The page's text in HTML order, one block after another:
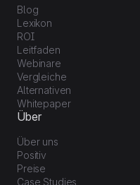
Blog
Lexikon
ROI
Leitfaden
Webinare
Vergleiche
Alternativen
Whitepaper
Über
Über uns
Positiv
Preise
Case Studies